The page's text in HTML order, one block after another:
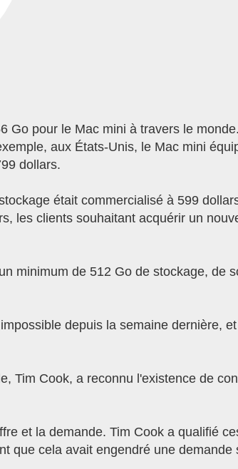
Go pour le Mac mini à travers le
aux États-Unis, le Mac mini
dollars.
était commercialisé à 599
les clients souhaitant acquérir un
minimum de 512 Go de stockage, de
depuis la semaine dernière,
Tim Cook, a reconnu l'existence de
et la demande. Tim Cook a qualifié
que cela avait engendré une demande